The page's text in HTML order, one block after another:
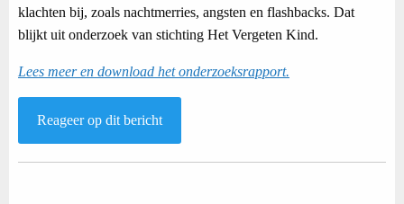
klachten bij, zoals nachtmerries, angsten en flashbacks. Dat
blijkt uit onderzoek van stichting Het Vergeten Kind.
Lees meer en download het onderzoeksrapport.
Reageer op dit bericht